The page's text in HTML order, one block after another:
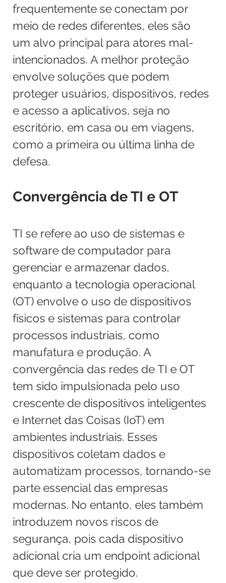
frequentemente se conectam por
meio de redes diferentes, eles são
um alvo principal para atores mal-
intencionados. A melhor proteção
envolve soluções que podem
proteger usuários, dispositivos, redes
e acesso a aplicativos, seja no
escritório, em casa ou em viagens,
como a primeira ou última linha de
defesa.
Convergência de TI e OT
TI se refere ao uso de sistemas e
software de computador para
gerenciar e armazenar dados,
enquanto a tecnologia operacional
(OT) envolve o uso de dispositivos
físicos e sistemas para controlar
processos industriais, como
manufatura e produção. A
convergência das redes de TI e OT
tem sido impulsionada pelo uso
crescente de dispositivos inteligentes
e Internet das Coisas (IoT) em
ambientes industriais. Esses
dispositivos coletam dados e
automatizam processos, tornando-se
parte essencial das empresas
modernas. No entanto, eles também
introduzem novos riscos de
segurança, pois cada dispositivo
adicional cria um endpoint adicional
que deve ser protegido.